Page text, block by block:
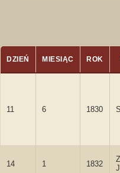
DZIEŃ MIESIĄC ROK
11 6 1830
14 1 1832